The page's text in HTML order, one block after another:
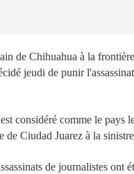
de Chihuahua à la
jeudi de punir
considéré comme le pays
de Ciudad Juarez à la
de journalistes ont